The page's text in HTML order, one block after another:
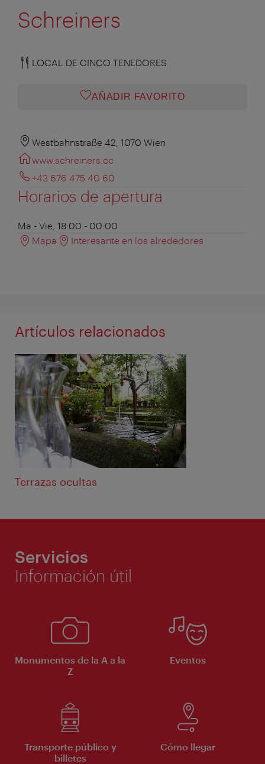
Schreiners
LOCAL DE CINCO TENEDORES
AÑADIR FAVORITO
Westbahnstraße 42, 1070 Wien
www.schreiners.cc
+43 676 475 40 60
Horarios de apertura
Ma - Vie, 18:00 - 00:00
Mapa
Interesante en los alrededores
Artículos relacionados
Terrazas ocultas
Servicios
Información útil
Monumentos de la A a la
Z
Eventos
Transporte público y
billetes
Cómo llegar